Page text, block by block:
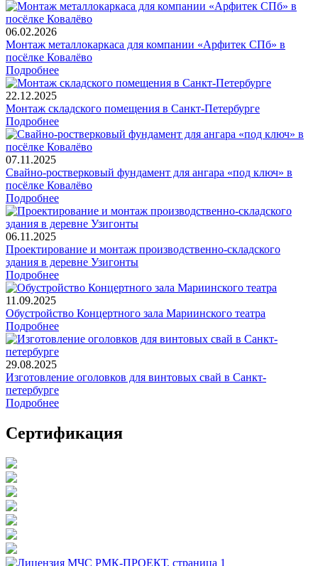
06.02.2026
Монтаж металлокаркаса для компании «Арфитек СПб» в
посёлке Ковалёво
Подробнее
22.12.2025
Монтаж складского помещения в Санкт-Петербурге
Подробнее
07.11.2025
Свайно-ростверковый фундамент для ангара «под ключ» в
посёлке Ковалёво
Подробнее
06.11.2025
Проектирование и монтаж производственно-складского
здания в деревне Узигонты
Подробнее
11.09.2025
Обустройство Концертного зала Мариинского театра
Подробнее
29.08.2025
Изготовление оголовков для винтовых свай в Санкт-
петербурге
Подробнее
Сертификация